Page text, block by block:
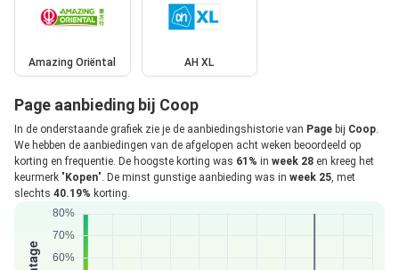
Amazing Oriëntal AH XL
Page aanbieding bij Coop
In de onderstaande grafiek zie je de aanbiedingshistorie van Page bij Coop.
We hebben de aanbiedingen van de afgelopen acht weken beoordeeld op
korting en frequentie. De hoogste korting was 61% in week 28 en kreeg het
keurmerk " Kopen". De minst gunstige aanbieding was in week 25, met
slechts 40.19% korting.